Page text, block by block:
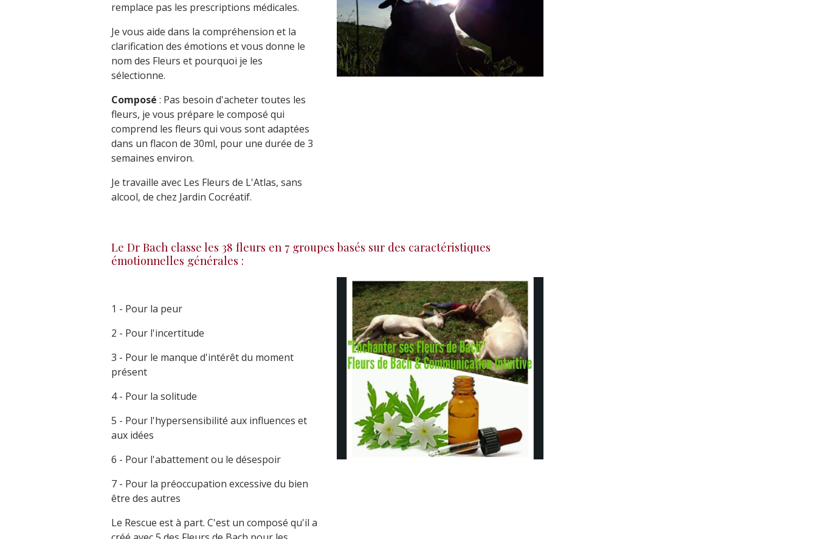
remplace pas les prescriptions médicales.
Je vous aide dans la compréhension et la
clarification des émotions et vous donne le
nom des Fleurs et pourquoi je les
sélectionne.
Composé : Pas besoin d'acheter toutes les
fleurs, je vous prépare le composé qui
comprend les fleurs qui vous sont adaptées
dans un flacon de 30ml, pour une durée de 3
semaines environ.
Je travaille avec Les Fleurs de L'Atlas, sans
alcool, de chez Jardin Cocréatif.
Le Dr Bach classe les 38 fleurs en 7 groupes basés sur des caractéristiques
émotionnelles générales :
1 - Pour la peur
2 - Pour l'incertitude
3 - Pour le manque d'intérêt du moment
présent
4 - Pour la solitude
5 - Pour l'hypersensibilité aux influences et
aux idées
6 - Pour l'abattement ou le désespoir
7 - Pour la préoccupation excessive du bien
être des autres
Le Rescue est à part. C'est un composé qu'il a